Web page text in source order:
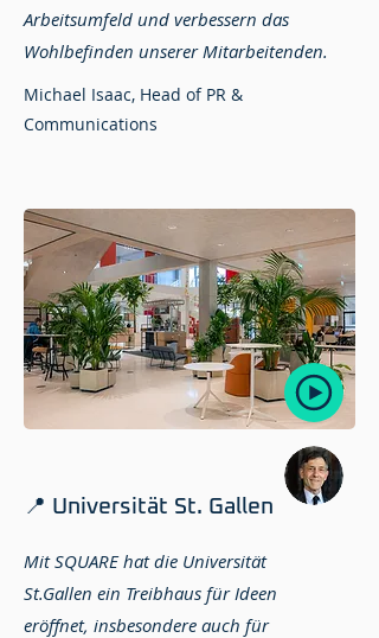
Arbeitsumfeld und verbessern das
Wohlbefinden unserer Mitarbeitenden.
Michael Isaac, Head of PR &
Communications
📍 Universität St. Gallen
Mit SQUARE hat die Universität
St.Gallen ein Treibhaus für Ideen
eröffnet, insbesondere auch für